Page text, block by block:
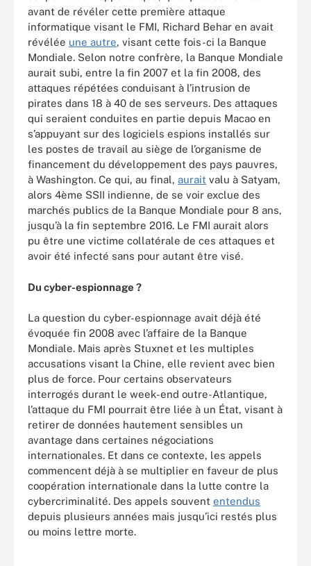
avant de révéler cette première attaque
informatique visant le FMI, Richard Behar en avait
révélée une autre, visant cette fois-ci la Banque
Mondiale. Selon notre confrère, la Banque Mondiale
aurait subi, entre la fin 2007 et la fin 2008, des
attaques répétées conduisant à l’intrusion de
pirates dans 18 à 40 de ses serveurs. Des attaques
qui seraient conduites en partie depuis Macao en
s’appuyant sur des logiciels espions installés sur
les postes de travail au siège de l’organisme de
financement du développement des pays pauvres,
à Washington. Ce qui, au final, aurait valu à Satyam,
alors 4ème SSII indienne, de se voir exclue des
marchés publics de la Banque Mondiale pour 8 ans,
jusqu’à la fin septembre 2016. Le FMI aurait alors
pu être une victime collatérale de ces attaques et
avoir été infecté sans pour autant être visé.
Du cyber-espionnage ?
La question du cyber-espionnage avait déjà été
évoquée fin 2008 avec l’affaire de la Banque
Mondiale. Mais après Stuxnet et les multiples
accusations visant la Chine, elle revient avec bien
plus de force. Pour certains observateurs
interrogés durant le week-end outre-Atlantique,
l’attaque du FMI pourrait être liée à un État, visant à
retirer de données hautement sensibles un
avantage dans certaines négociations
internationales. Et dans ce contexte, les appels
commencent déjà à se multiplier en faveur de plus
coopération internationale dans la lutte contre la
cybercriminalité. Des appels souvent entendus
depuis plusieurs années mais jusqu’ici restés plus
ou moins lettre morte.